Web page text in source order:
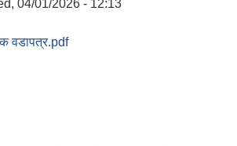
04/01/2026 - 12:13
वडापत्र.pdf